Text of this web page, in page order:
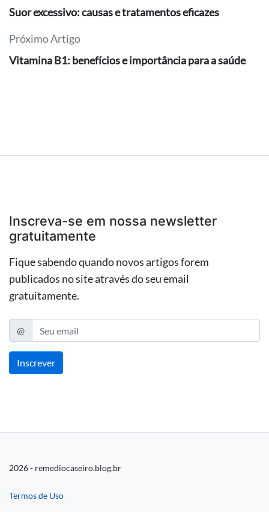
Suor excessivo: causas e tratamentos eficazes
Próximo Artigo
Vitamina B1: benefícios e importância para a saúde
Inscreva-se em nossa newsletter
gratuitamente
Fique sabendo quando novos artigos forem
publicados no site através do seu email
gratuitamente.
@
E-mail
Inscrever
2026 - remediocaseiro.blog.br
Termos de Uso